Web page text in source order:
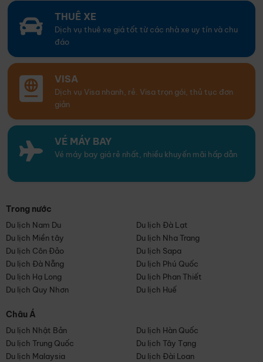
THUÊ XE
Dịch vụ thuê xe giá tốt từ các nhà xe uy tín và chu
đáo
VISA
Dịch vụ Visa nhanh, rẻ. Visa trọn gói, thủ tục đơn
giản
VÉ MÁY BAY
Vé máy bay giá rẻ nhất, nhiều khuyến mãi hấp dẫn
Trong nước
Du lịch Nam Du
Du lịch Đà Lạt
Du lịch Miền tây
Du lịch Nha Trang
Du lịch Côn Đảo
Du lịch Sapa
Du lịch Đà Nẵng
Du lịch Phú Quốc
Du lịch Hạ Long
Du lịch Phan Thiết
Du lịch Quy Nhơn
Du lịch Huế
Châu Á
Du lịch Nhật Bản
Du lịch Hàn Quốc
Du lịch Trung Quốc
Du lịch Tây Tạng
Du lịch Malaysia
Du lịch Đài Loan